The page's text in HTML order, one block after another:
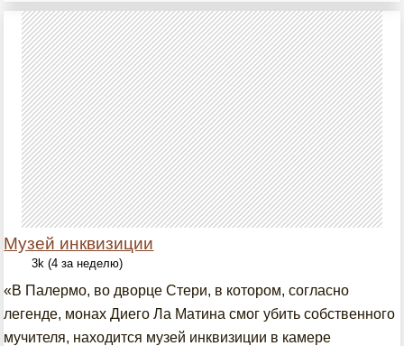
Музей инквизиции
3k (4 за неделю)
«В Палермо, во дворце Стери, в котором, согласно
легенде, монах Диего Ла Матина смог убить собственного
мучителя, находится музей инквизиции в камере